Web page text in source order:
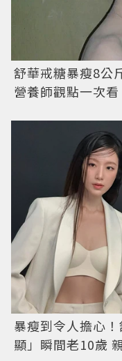
舒華戒糖暴瘦8公
營養師觀點一次看
暴瘦到令人擔心
顯」瞬間老10歲